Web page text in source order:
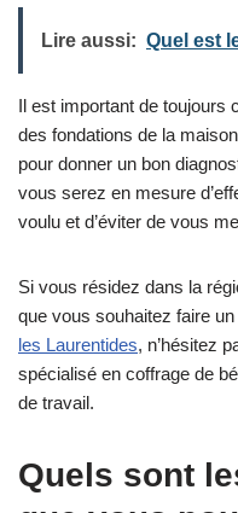
Lire aussi: Quel est
Il est important de toujours
des fondations de la
pour donner un bon
vous serez en mesure
voulu et d’éviter de vous
Si vous résidez dans la
que vous souhaitez faire un
les Laurentides, n’hésitez
spécialisé en coffrage de
de travail.
Quels sont